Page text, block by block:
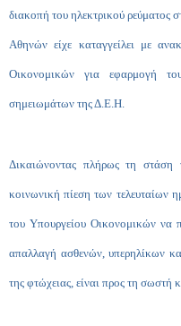
διακοπή του ηλεκτρικού ρεύματος
Αθηνών είχε καταγγείλει με
Οικονομικών για εφαρμογή
σημειωμάτων της Δ.Ε.Η.
Δικαιώνοντας πλήρως τη
κοινωνική πίεση των τελευταίων
του Υπουργείου Οικονομικών να
απαλλαγή ασθενών, υπερηλίκων
της φτώχειας, είναι προς τη σωστή